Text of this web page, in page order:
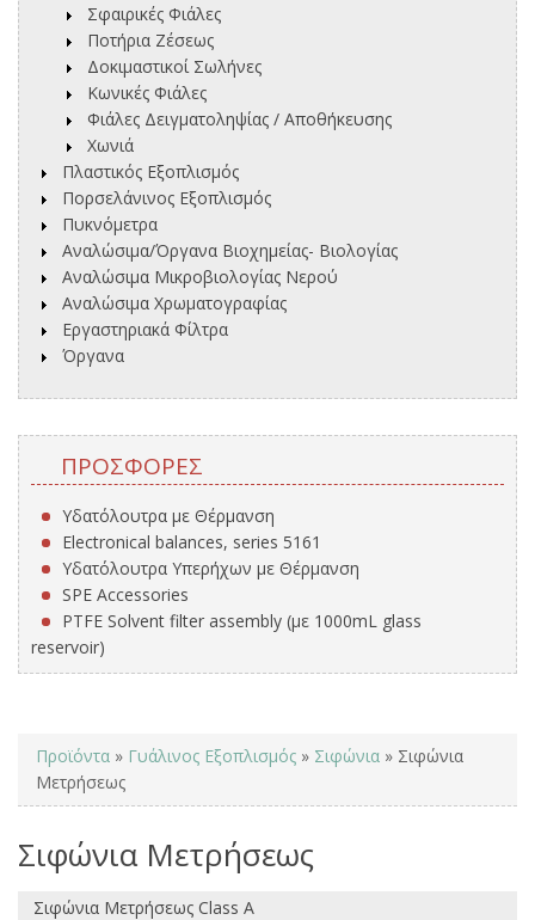
Σφαιρικές Φιάλες
Ποτήρια Ζέσεως
Δοκιμαστικοί Σωλήνες
Κωνικές Φιάλες
Φιάλες Δειγματοληψίας / Αποθήκευσης
Χωνιά
Πλαστικός Εξοπλισμός
Πορσελάνινος Εξοπλισμός
Πυκνόμετρα
Αναλώσιμα/Όργανα Βιοχημείας- Βιολογίας
Αναλώσιμα Μικροβιολογίας Νερού
Αναλώσιμα Χρωματογραφίας
Εργαστηριακά Φίλτρα
Όργανα
ΠΡΟΣΦΟΡΈΣ
Υδατόλουτρα με Θέρμανση
Electronical balances, series 5161
Υδατόλουτρα Υπερήχων με Θέρμανση
SPE Accessories
PTFE Solvent filter assembly (με 1000mL glass
reservoir)
You are here
Προϊόντα » Γυάλινος Εξοπλισμός » Σιφώνια » Σιφώνια
Μετρήσεως
Σιφώνια Μετρήσεως
Σιφώνια Μετρήσεως Class A